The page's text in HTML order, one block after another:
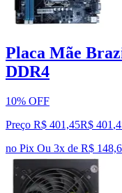
Placa Mãe
DDR4
10% OFF
Preço R$ 401,45R$ 401 ,
no Pix Ou 3x de R$